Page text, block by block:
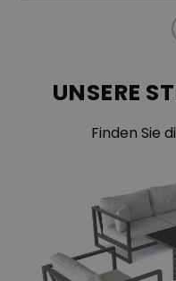
Der Bezug des
Polyacryl, während
UNSERE
Finden Sie